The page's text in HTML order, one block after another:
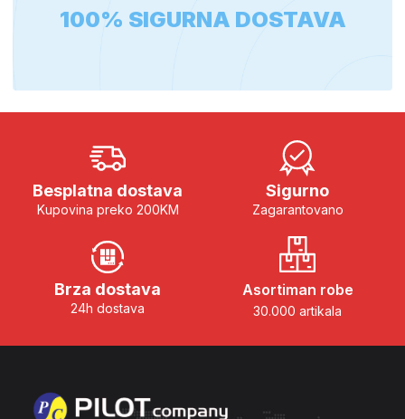
100% SIGURNA DOSTAVA
Besplatna dostava
Kupovina preko 200KM
Sigurno
Zagarantovano
Brza dostava
24h dostava
Asortiman robe
30.000 artikala